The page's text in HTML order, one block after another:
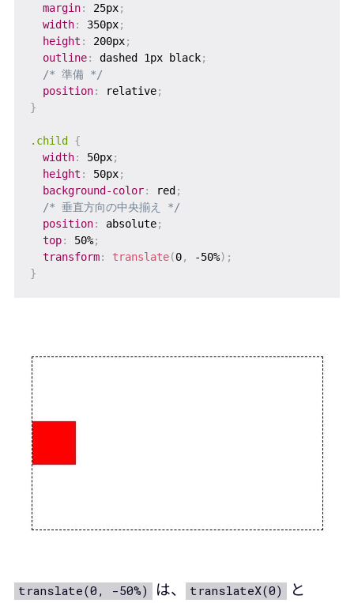
margin: 25px;
width: 350px;
height : 200px;
outline: dashed 1px black;
/* 準備 */
position: relative;
}
.child
{
width: 50px;
height : 50px;
background-color: red ;
/* 垂直方向の中央揃え */
position: absolute;
top: 50%;
transform: translate(0, -50%) ;
}
translate(0, -50%) は、 translateX(0) と